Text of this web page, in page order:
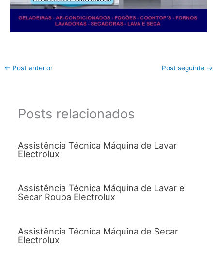
← Post anterior Post seguinte →
Posts relacionados
Assistência Técnica Máquina de Lavar
Electrolux
Assistência Técnica Máquina de Lavar e
Secar Roupa Electrolux
Assistência Técnica Máquina de Secar
Electrolux